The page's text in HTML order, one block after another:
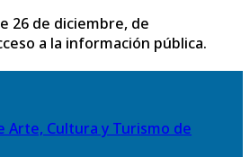
26 de diciembre, de
a la información pública.